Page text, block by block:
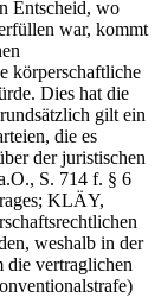
Entscheid, wo
war, kommt
körperschaftliche
Dies hat die
gilt ein
die es
der juristischen
S. 714 f. § 6
KLÄY,
weshalb in der
die vertraglichen